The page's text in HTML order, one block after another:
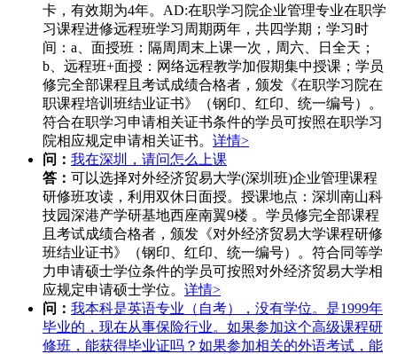
卡，有效期为4年。AD:在职学习院企业管理专业在职学
习课程进修远程班学习周期两年，共四学期；学习时
间：a、面授班：隔周周末上课一次，周六、日全天；
b、远程班+面授：网络远程教学加假期集中授课；学员
修完全部课程且考试成绩合格者，颁发《在职学习院在
职课程培训班结业证书》（钢印、红印、统一编号）。
符合在职学习申请相关证书条件的学员可按照在职学习
院相应规定申请相关证书。 详情>
问： 我在深圳，请问怎么上课
答： 可以选择对外经济贸易大学(深圳班)企业管理课程
研修班攻读，利用双休日面授。授课地点：深圳南山科
技园深港产学研基地西座南翼9楼 。学员修完全部课程
且考试成绩合格者，颁发《对外经济贸易大学课程研修
班结业证书》（钢印、红印、统一编号）。符合同等学
力申请硕士学位条件的学员可按照对外经济贸易大学相
应规定申请硕士学位。 详情>
问： 我本科是英语专业（自考），没有学位。是1999年
毕业的，现在从事保险行业。如果参加这个高级课程研
修班，能获得毕业证吗？如果参加相关的外语考试，能